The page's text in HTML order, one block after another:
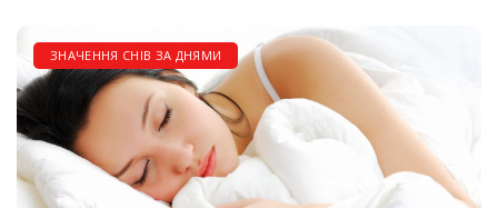
ЗНАЧЕННЯ СНІВ ЗА ДНЯМИ